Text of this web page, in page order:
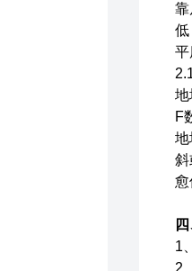
靠
低
平
地
F
地
斜
愈
1
2